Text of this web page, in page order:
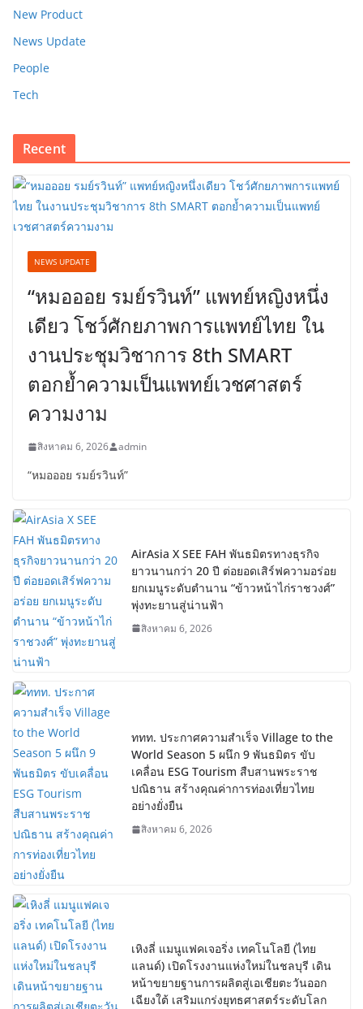
New Product
News Update
People
Tech
Recent
NEWS UPDATE
“หมอออย รมย์รวินท์” แพทย์หญิงหนึ่ง
เดียว โชว์ศักยภาพการแพทย์ไทย ใน
งานประชุมวิชาการ 8th SMART
ตอกย้ำความเป็นแพทย์เวชศาสตร์
ความงาม
สิงหาคม 6, 2026 admin
“หมอออย รมย์รวินท์”
AirAsia X SEE FAH พันธมิตรทางธุรกิจ
ยาวนานกว่า 20 ปี ต่อยอดเสิร์ฟความอร่อย
ยกเมนูระดับตำนาน “ข้าวหน้าไก่ราชวงศ์”
พุ่งทะยานสู่น่านฟ้า
สิงหาคม 6, 2026
ททท. ประกาศความสำเร็จ Village to the
World Season 5 ผนึก 9 พันธมิตร ขับ
เคลื่อน ESG Tourism สืบสานพระราช
ปณิธาน สร้างคุณค่าการท่องเที่ยวไทย
อย่างยั่งยืน
สิงหาคม 6, 2026
เหิงลี่ แมนูแฟคเจอริ่ง เทคโนโลยี (ไทย
แลนด์) เปิดโรงงานแห่งใหม่ในชลบุรี เดิน
หน้าขยายฐานการผลิตสู่เอเชียตะวันออก
เฉียงใต้ เสริมแกร่งยุทธศาสตร์ระดับโลก